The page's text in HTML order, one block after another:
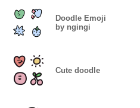
Doodle Emoji
by ngingi
Cute doodle